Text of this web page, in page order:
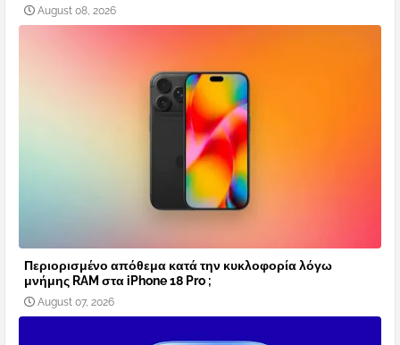
August 08, 2026
Περιορισμένο απόθεμα κατά την κυκλοφορία λόγω
μνήμης RAM στα iPhone 18 Pro ;
August 07, 2026